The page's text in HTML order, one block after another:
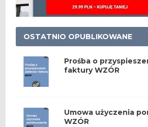
OSTATNIO OPUBLIKOWANE
Prośba o
faktury WZÓR
Umowa użyczenia
WZÓR